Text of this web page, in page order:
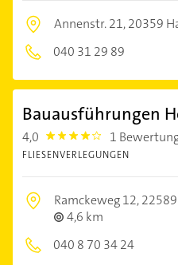
Annenstr. 21,20359
040 31 29 89
Bauausführungen
4,0 4.0 1
FLIESENVERLEGUNGEN
Ramckeweg 12,
4,6 km
040 8 70 34 24